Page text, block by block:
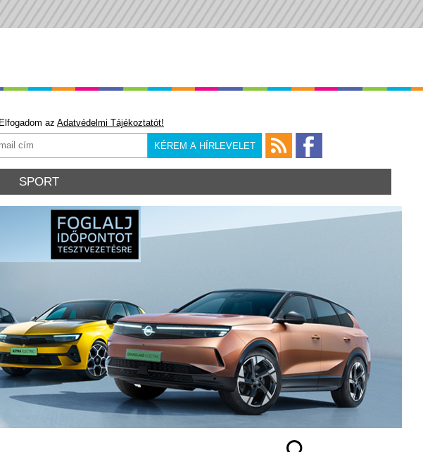
Elfogadom az Adatvédelmi Tájékoztatót!
SPORT